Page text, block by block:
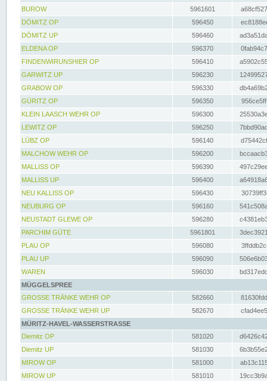
BUROW
5961601
DÖMITZ OP
596450
DÖMITZ UP
596460
ELDENA OP
596370
FINDENWIRUNSHIER OP
596410
GARWITZ UP
596230
GRABOW OP
596330
GÜRITZ OP
596350
KLEIN LAASCH WEHR OP
596300
LEWITZ OP
596250
LÜBZ OP
596140
MALCHOW WEHR OP
596200
MALLISS OP
596390
MALLISS UP
596400
NEU KALLISS OP
596430
NEUBURG OP
596160
NEUSTADT GLEWE OP
596280
PARCHIM GÜTE
5961801
PLAU OP
596080
PLAU UP
596090
WAREN
596030
MÜGGELSPREE
GROSSE TRÄNKE WEHR OP
582660
GROSSE TRÄNKE WEHR UP
582670
MÜRITZ-HAVEL-WASSERSTRASSE
Diemitz OP
581020
Diemitz UP
581030
MIROW OP
581000
MIROW UP
581010